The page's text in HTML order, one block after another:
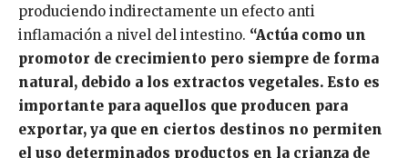
produciendo indirectamente un efecto anti
inflamación a nivel del intestino. “Actúa como un
promotor de crecimiento pero siempre de forma
natural, debido a los extractos vegetales. Esto es
importante para aquellos que producen para
exportar, ya que en ciertos destinos no permiten
el uso determinados productos en la crianza de